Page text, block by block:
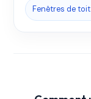
Fenêtres de toit